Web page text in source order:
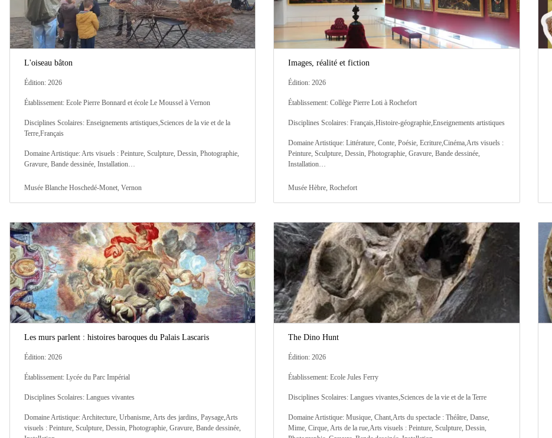
L'oiseau bâton
Édition: 2026
Établissement: Ecole Pierre Bonnard et école Le Moussel à Vernon
Disciplines Scolaires: Enseignements artistiques,Sciences de la vie et de la
Terre,Français
Domaine Artistique: Arts visuels : Peinture, Sculpture, Dessin, Photographie,
Gravure, Bande dessinée, Installation…
Musée Blanche Hoschedé-Monet, Vernon
Images, réalité et fiction
Édition: 2026
Établissement: Collège Pierre Loti à Rochefort
Disciplines Scolaires: Français,Histoire-géographie,Enseignements artistiques
Domaine Artistique: Littérature, Conte, Poésie, Ecriture,Cinéma,Arts visuels :
Peinture, Sculpture, Dessin, Photographie, Gravure, Bande dessinée,
Installation…
Musée Hèbre, Rochefort
Les murs parlent : histoires baroques du Palais Lascaris
Édition: 2026
Établissement: Lycée du Parc Impérial
Disciplines Scolaires: Langues vivantes
Domaine Artistique: Architecture, Urbanisme, Arts des jardins, Paysage,Arts
visuels : Peinture, Sculpture, Dessin, Photographie, Gravure, Bande dessinée,
The Dino Hunt
Édition: 2026
Établissement: Ecole Jules Ferry
Disciplines Scolaires: Langues vivantes,Sciences de la vie et de la Terre
Domaine Artistique: Musique, Chant,Arts du spectacle : Théâtre, Danse,
Mime, Cirque, Arts de la rue,Arts visuels : Peinture, Sculpture, Dessin,